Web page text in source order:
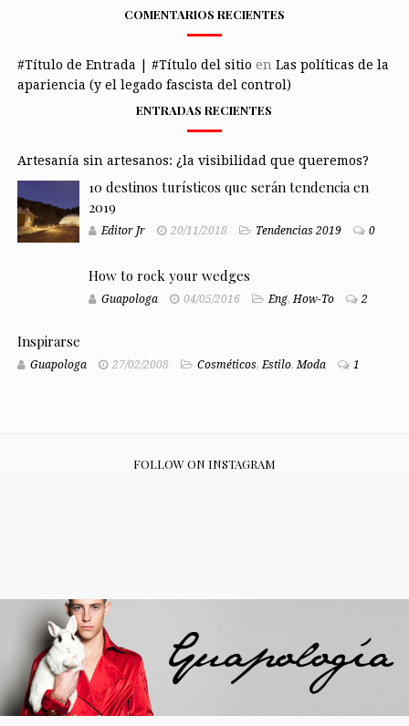
COMENTARIOS RECIENTES
#Título de Entrada | #Título del sitio en Las políticas de la
apariencia (y el legado fascista del control)
ENTRADAS RECIENTES
Artesanía sin artesanos: ¿la visibilidad que queremos?
10 destinos turísticos que serán tendencia en
2019
Editor Jr 20/11/2018 Tendencias 2019 0
How to rock your wedges
Guapologa 04/05/2016 Eng,How-To 2
Inspirarse
Guapologa 27/02/2008 Cosméticos,Estilo,Moda 1
FOLLOW ON INSTAGRAM